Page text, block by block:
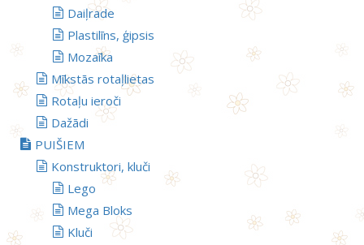
Daiļrade
Plastilīns, ģipsis
Mozaīka
Mīkstās rotaļlietas
Rotaļu ieroči
Dažādi
PUIŠIEM
Konstruktori, kluči
Lego
Mega Bloks
Kluči